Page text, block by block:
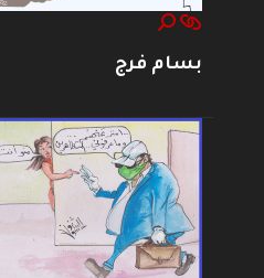
بسام فرج